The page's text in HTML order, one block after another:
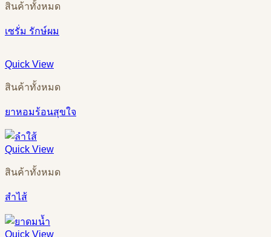
สินค้าทั้งหมด
เซรั่ม รักษ์ผม
Quick View
สินค้าทั้งหมด
ยาหอมร้อนสุขใจ
Quick View
สินค้าทั้งหมด
สำไส้
Quick View